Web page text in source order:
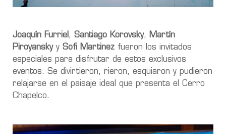
Joaquín Furriel , Santiago Korovsky,
Martín
Piroyanskyy Sofi Martinez fueron los invitados
especiales para disfrutar de estos exclusivos
eventos. Se divirtieron, rieron, esquiaron y pudieron
relajarse en el paisaje ideal que presenta el Cerro
Chapelco.